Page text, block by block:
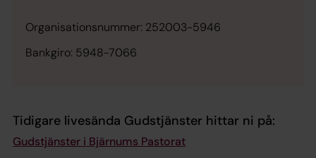
Organisationsnummer: 252003-5946
Bankgiro: 5948-7066
Tidigare livesända Gudstjänster hittar ni på:
Gudstjänster i Bjärnums Pastorat